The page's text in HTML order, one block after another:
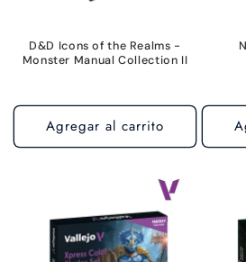
D&D Icons of the Realms -
Monster Manual Collection II
Agregar al carrito